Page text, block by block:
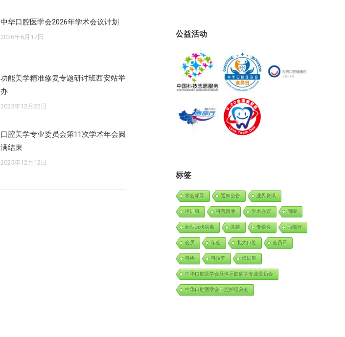
中华口腔医学会2026年学术会议计划
2026年6月17日
功能美学精准修复专题研讨班西安站举
办
2025年12月22日
口腔美学专业委员会第11次学术年会圆
满结束
2025年12月12日
公益活动
标签
学会领导 通知公告 业界资讯
培训班 科普园地 学术会议 周报
新型冠状病毒 党建 专委会 西部行
会员 年会 北大口腔 会员日
科协 科技奖 傅民魁
中华口腔医学会牙体牙髓病学专业委员会
中华口腔医学会口腔护理分会